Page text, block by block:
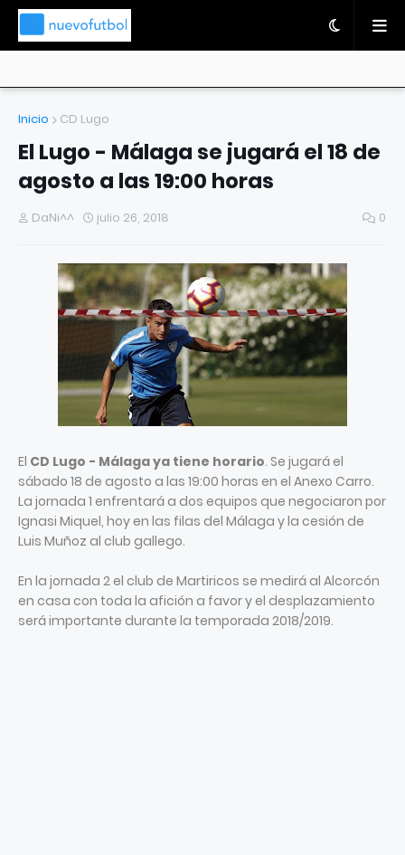
Inicio CD Lugo
El Lugo - Málaga se jugará el 18 de
agosto a las 19:00 horas
DaNi^^ julio 26, 2018 0
El CD Lugo - Málaga ya tiene horario. Se jugará el
sábado 18 de agosto a las 19:00 horas en el Anexo Carro.
La jornada 1 enfrentará a dos equipos que negociaron por
Ignasi Miquel, hoy en las filas del Málaga y la cesión de
Luis Muñoz al club gallego.
En la jornada 2 el club de Martiricos se medirá al Alcorcón
en casa con toda la afición a favor y el desplazamiento
será importante durante la temporada 2018/2019.